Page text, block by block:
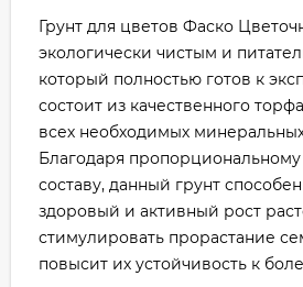
Грунт для цветов Фаско
экологически чистым и
который полностью готов к
состоит из качественного
всех необходимых
Благодаря
составу, данный грунт
здоровый и активный рост
стимулировать прорастание
повысит их устойчивость к